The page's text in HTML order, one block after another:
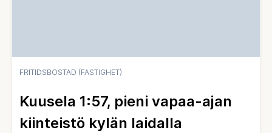
FRITIDSBOSTAD (FASTIGHET)
Kuusela 1:57, pieni vapaa-ajan
kiinteistö kylän laidalla